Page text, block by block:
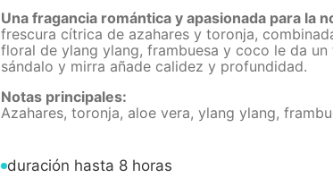
Una fragancia romántica y apasionada para la
frescura cítrica de azahares y toronja,
floral de ylang ylang, frambuesa y coco le da
sándalo y mirra añade calidez y profundidad.
Notas principales:
Azahares, toronja, aloe vera, ylang ylang,
duración hasta 8 horas